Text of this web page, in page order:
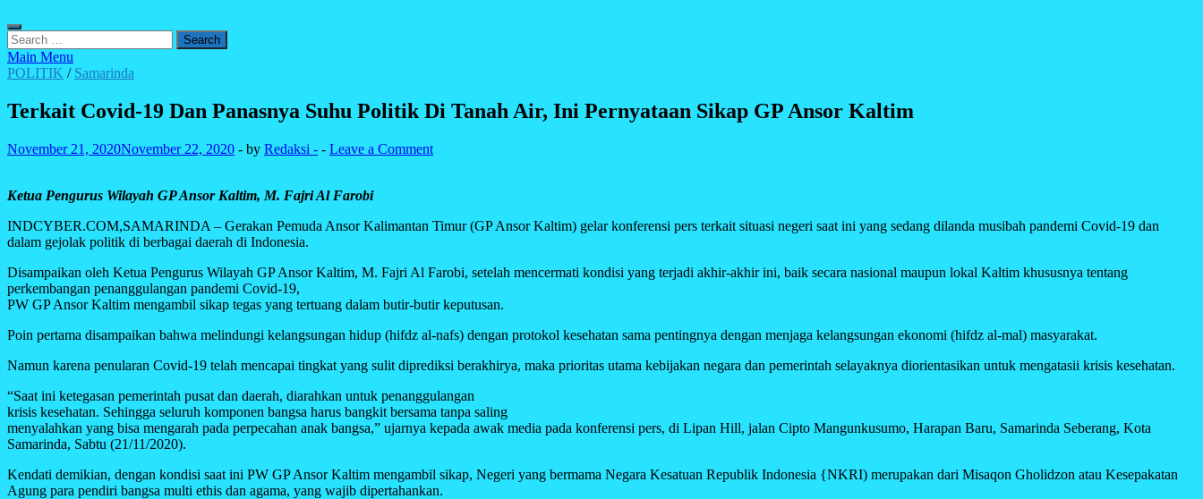
Search
for:
Main Menu
POLITIK / Samarinda
Terkait Covid-19 Dan Panasnya Suhu Politik Di Tanah Air, Ini Pernyataan Sikap GP Ansor Kaltim
November 21, 2020November 22, 2020 - by Redaksi - - Leave a Comment
Ketua Pengurus Wilayah GP Ansor Kaltim, M. Fajri Al Farobi
INDCYBER.COM,SAMARINDA – Gerakan Pemuda Ansor Kalimantan Timur (GP Ansor Kaltim) gelar konferensi pers terkait situasi negeri saat ini yang sedang dilanda musibah pandemi Covid-19 dan
dalam gejolak politik di berbagai daerah di Indonesia.
Disampaikan oleh Ketua Pengurus Wilayah GP Ansor Kaltim, M. Fajri Al Farobi, setelah mencermati kondisi yang terjadi akhir-akhir ini, baik secara nasional maupun lokal Kaltim khususnya tentang
perkembangan penanggulangan pandemi Covid-19,
PW GP Ansor Kaltim mengambil sikap tegas yang tertuang dalam butir-butir keputusan.
Poin pertama disampaikan bahwa melindungi kelangsungan hidup (hifdz al-nafs) dengan protokol kesehatan sama pentingnya dengan menjaga kelangsungan ekonomi (hifdz al-mal) masyarakat.
Namun karena penularan Covid-19 telah mencapai tingkat yang sulit diprediksi berakhirya, maka prioritas utama kebijakan negara dan pemerintah selayaknya diorientasikan untuk mengatasii krisis kesehatan.
“Saat ini ketegasan pemerintah pusat dan daerah, diarahkan untuk penanggulangan
krisis kesehatan. Sehingga seluruh komponen bangsa harus bangkit bersama tanpa saling
menyalahkan yang bisa mengarah pada perpecahan anak bangsa,” ujarnya kepada awak media pada konferensi pers, di Lipan Hill, jalan Cipto Mangunkusumo, Harapan Baru, Samarinda Seberang, Kota
Samarinda, Sabtu (21/11/2020).
Kendati demikian, dengan kondisi saat ini PW GP Ansor Kaltim mengambil sikap, Negeri yang bermama Negara Kesatuan Republik Indonesia {NKRI) merupakan dari Misaqon Gholidzon atau Kesepakatan
Agung para pendiri bangsa multi ethis dan agama, yang wajib dipertahankan.